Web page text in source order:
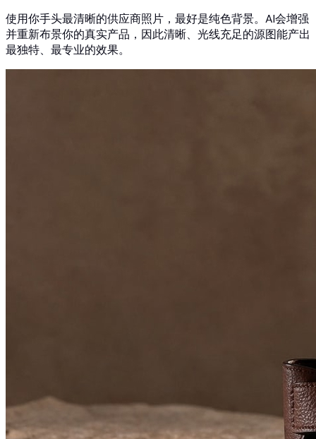
使用你手头最清晰的供应商照片，最好是纯色背景。AI会增强
并重新布景你的真实产品，因此清晰、光线充足的源图能产出
最独特、最专业的效果。